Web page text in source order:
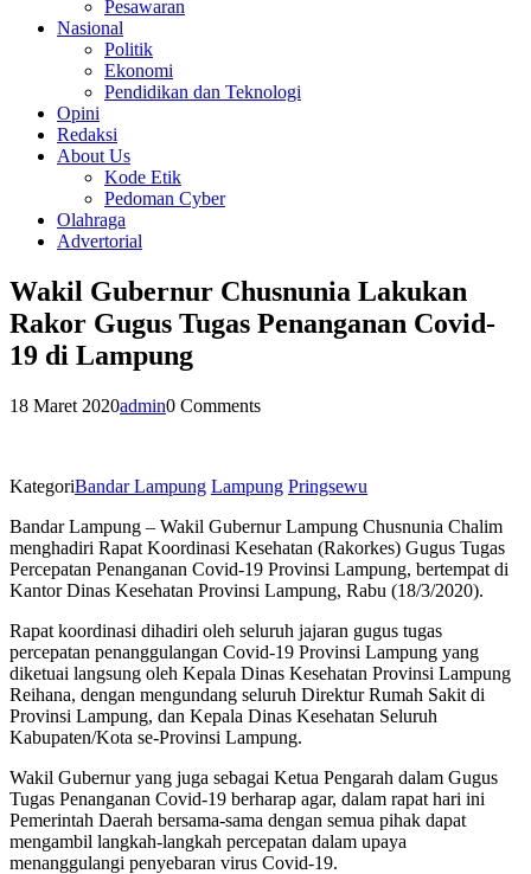
Pesawaran
Nasional
Politik
Ekonomi
Pendidikan dan Teknologi
Opini
Redaksi
About Us
Kode Etik
Pedoman Cyber
Olahraga
Advertorial
Wakil Gubernur Chusnunia Lakukan
Rakor Gugus Tugas Penanganan Covid-
19 di Lampung
18 Maret 2020admin0 Comments
KategoriBandar Lampung Lampung Pringsewu
Bandar Lampung – Wakil Gubernur Lampung Chusnunia Chalim
menghadiri Rapat Koordinasi Kesehatan (Rakorkes) Gugus Tugas
Percepatan Penanganan Covid-19 Provinsi Lampung, bertempat di
Kantor Dinas Kesehatan Provinsi Lampung, Rabu (18/3/2020).
Rapat koordinasi dihadiri oleh seluruh jajaran gugus tugas
percepatan penanggulangan Covid-19 Provinsi Lampung yang
diketuai langsung oleh Kepala Dinas Kesehatan Provinsi Lampung
Reihana, dengan mengundang seluruh Direktur Rumah Sakit di
Provinsi Lampung, dan Kepala Dinas Kesehatan Seluruh
Kabupaten/Kota se-Provinsi Lampung.
Wakil Gubernur yang juga sebagai Ketua Pengarah dalam Gugus
Tugas Penanganan Covid-19 berharap agar, dalam rapat hari ini
Pemerintah Daerah bersama-sama dengan semua pihak dapat
mengambil langkah-langkah percepatan dalam upaya
menanggulangi penyebaran virus Covid-19.